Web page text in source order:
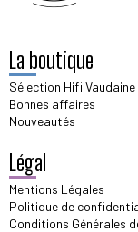
La boutique
Sélection Hifi Vaudaine
Bonnes affaires
Nouveautés
Légal
Mentions Légales
Politique de
Conditions Générales